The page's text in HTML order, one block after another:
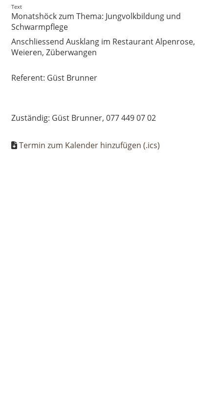
Text
Monatshöck zum Thema: Jungvolkbildung und
Schwarmpflege
Anschliessend Ausklang im Restaurant Alpenrose,
Weieren, Züberwangen
Referent: Güst Brunner
Zuständig: Güst Brunner, 077 449 07 02
Termin zum Kalender hinzufügen (.ics)